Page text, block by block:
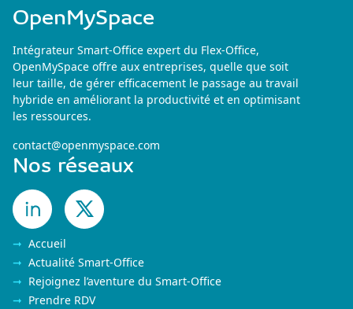
OpenMySpace
Intégrateur Smart-Office expert du Flex-Office,
OpenMySpace offre aux entreprises, quelle que soit
leur taille, de gérer efficacement le passage au travail
hybride en améliorant la productivité et en optimisant
les ressources.
contact@openmyspace.com
Nos réseaux
Accueil
Actualité Smart-Office
Rejoignez l’aventure du Smart-Office
Prendre RDV